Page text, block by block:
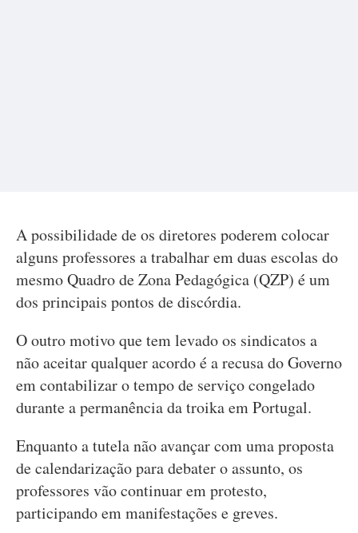
A possibilidade de os diretores poderem colocar
alguns professores a trabalhar em duas escolas do
mesmo Quadro de Zona Pedagógica (QZP) é um
dos principais pontos de discórdia.
O outro motivo que tem levado os sindicatos a
não aceitar qualquer acordo é a recusa do Governo
em contabilizar o tempo de serviço congelado
durante a permanência da troika em Portugal.
Enquanto a tutela não avançar com uma proposta
de calendarização para debater o assunto, os
professores vão continuar em protesto,
participando em manifestações e greves.